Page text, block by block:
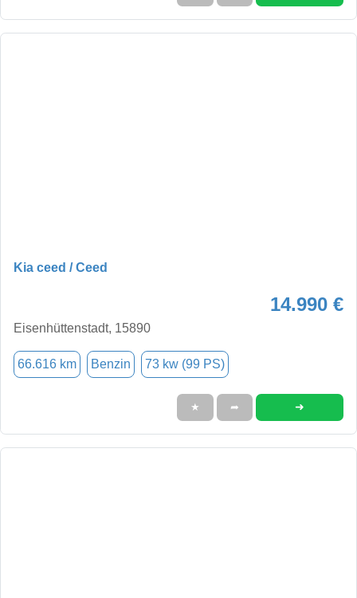
Kia ceed / Ceed
14.990 €
Eisenhüttenstadt, 15890
66.616 km Benzin 73 kw (99 PS)
★ ➦ ➜